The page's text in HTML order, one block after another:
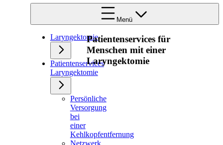
Menü
Laryngektomie
Patientenservices
Laryngektomie
Persönliche
Versorgung
bei
einer
Kehlkopfentfernung
Netzwerk
Patientenservices für
Menschen mit einer
Laryngektomie